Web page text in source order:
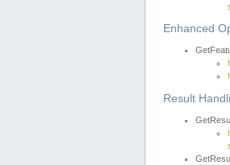
Enhanced
Result